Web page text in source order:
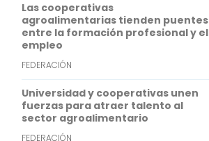
Las cooperativas
agroalimentarias tienden puentes
entre la formación profesional y el
empleo
FEDERACIÓN
Universidad y cooperativas unen
fuerzas para atraer talento al
sector agroalimentario
FEDERACIÓN